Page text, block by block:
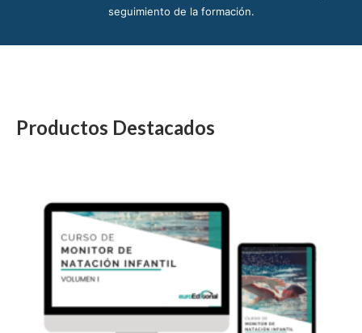
seguimiento de la formación.
Productos Destacados